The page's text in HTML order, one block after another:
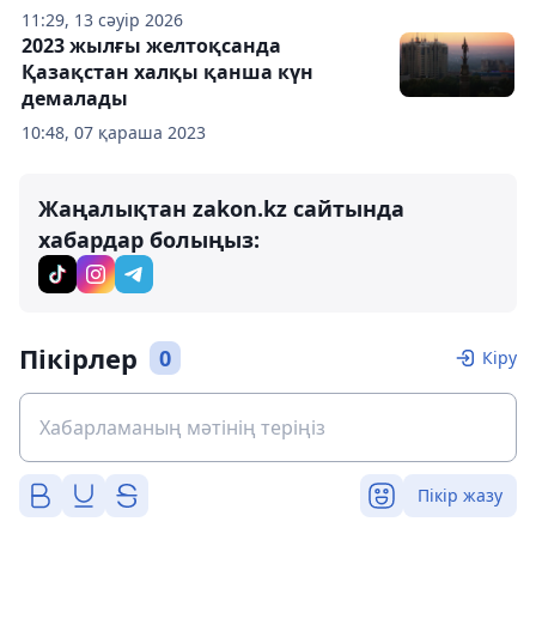
11:29, 13 сәуір 2026
10:48, 07 қараша 2023
2023 жылғы желтоқсанда
Қазақстан халқы қанша күн
демалады
Жаңалықтан zakon.kz сайтында
хабардар болыңыз:
Пікірлер 0 Кіру
Пікір жазу